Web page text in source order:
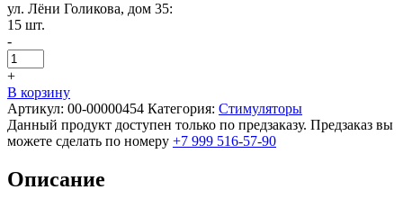
ул. Лёни Голикова, дом 35:
15 шт.
-
+
В корзину
Артикул: 00-00000454 Категория: Стимуляторы
Данный продукт доступен только по предзаказу. Предзаказ вы
можете сделать по номеру +7 999 516-57-90
Описание